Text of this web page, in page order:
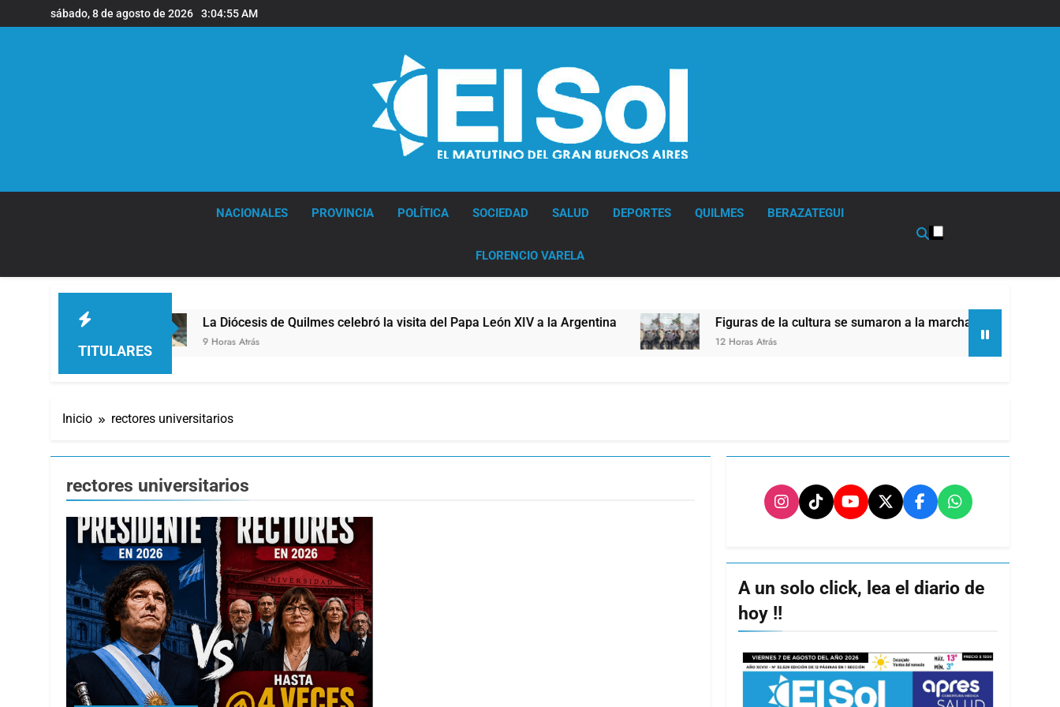
al
sábado, 8 de agosto de 2026 3:04:56 AM
NACIONALES PROVINCIA POLÍTICA SOCIEDAD SALUD DEPORTES QUILMES BERAZATEGUI
FLORENCIO VARELA
TITULARES
La Diócesis de Quilmes celebró la visita del Papa León XIV a la Argentina Figuras de la cultura se sumaron a la marcha frente al Congreso contra la Ley
12 Horas Atrás
Inicio rectores universitarios
rectores universitarios
A un solo click, lea el diario de
hoy !!